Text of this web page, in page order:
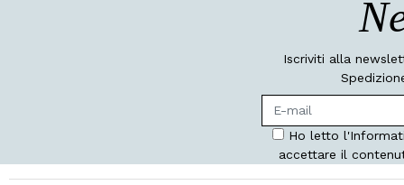
Iscriviti alla
Ho letto
accettare il